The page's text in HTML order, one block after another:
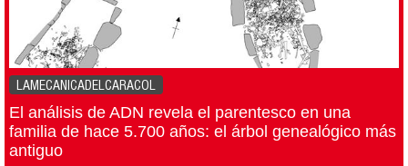
LAMECANICADELCARACOL
El análisis de ADN revela el parentesco en una
familia de hace 5.700 años: el árbol genealógico más
antiguo